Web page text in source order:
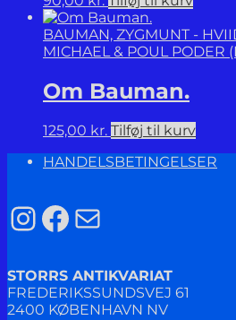
BAUMAN, ZYGMUNT -
MICHAEL & POUL PODER
Om Bauman.
125,00 kr. Tilføj til kurv
HANDELSBETINGELSER
Instagram
Facebook
Mail
STORRS ANTIKVARIAT
FREDERIKSSUNDSVEJ 61
2400 KØBENHAVN NV